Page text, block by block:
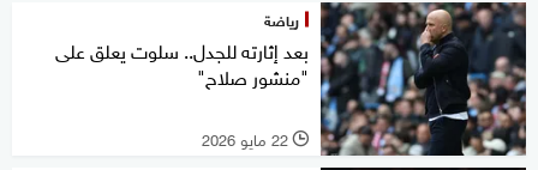
رياضة
بعد إثارته للجدل.. سلوت يعلق على
"منشور صلاح"
l 22 مايو 2026